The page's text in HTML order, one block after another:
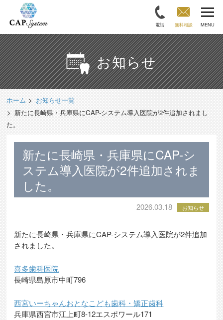
電話 無料相談 MENU
お知らせ
ホーム
お知らせ一覧
新たに長崎県・兵庫県にCAP-システム導入医院が2件追加されまし
た。
新たに長崎県・兵庫県にCAP-シ
ステム導入医院が2件追加されま
した。
2026.03.18 お知らせ
新たに長崎県・兵庫県にCAP-システム導入医院が2件追加
されました。
喜多歯科医院
長崎県島原市中町796
西宮いーちゃんおとなこども歯科・矯正歯科
兵庫県西宮市江上町8-12エスポワール171